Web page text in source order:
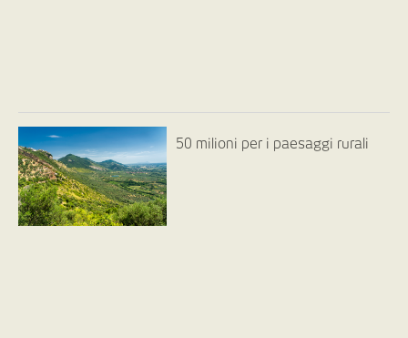
50 milioni per i paesaggi rurali